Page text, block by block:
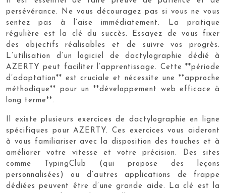
persévérance. Ne vous découragez pas si vous ne vous
sentez pas à l’aise immédiatement. La pratique
régulière est la clé du succès. Essayez de vous fixer
des objectifs réalisables et de suivre vos progrès.
L’utilisation d’un logiciel de dactylographie dédié à
AZERTY peut faciliter l’apprentissage. Cette **période
d’adaptation** est cruciale et nécessite une **approche
méthodique** pour un **développement web efficace à
long terme**.
Il existe plusieurs exercices de dactylographie en ligne
spécifiques pour AZERTY. Ces exercices vous aideront
à vous familiariser avec la disposition des touches et à
améliorer votre vitesse et votre précision. Des sites
comme TypingClub (qui propose des leçons
personnalisées) ou d’autres applications de frappe
dédiées peuvent être d’une grande aide. La clé est la